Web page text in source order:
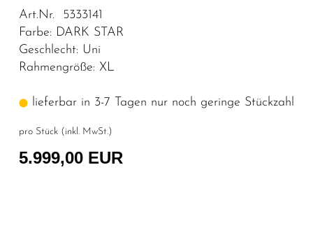
Art.Nr. 5333141
Farbe: DARK STAR
Geschlecht: Uni
Rahmengröße: XL
lieferbar in 3-7 Tagen nur noch geringe Stückzahl
pro Stück (inkl. MwSt.)
5.999,00 EUR